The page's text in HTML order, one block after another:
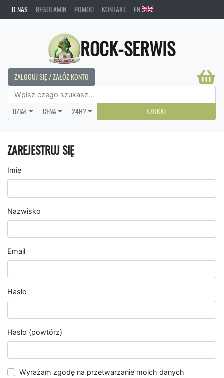
O NAS REGULAMIN POMOC KONTAKT EN
ROCK-SERWIS
ZALOGUJ SIĘ / ZAŁÓŻ KONTO
DZIAŁ CENA 24H? SZUKAJ
ZAREJESTRUJ SIĘ
Imię
Nazwisko
Email
Hasło
Hasło (powtórz)
Wyrażam zgodę na przetwarzanie moich danych